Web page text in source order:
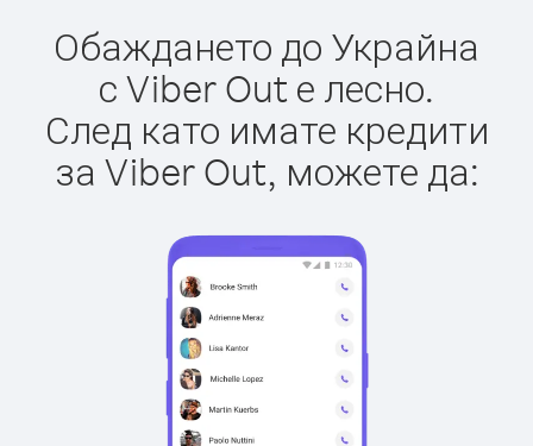
Обаждането до Украйна
с Viber Out е лесно.
След като имате кредити
за Viber Out, можете да: